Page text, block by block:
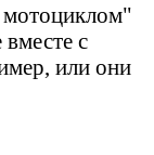
мотоциклом"
с
или они